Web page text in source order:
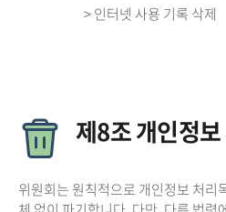
> 인터넷 사용 기록 삭제
제8조 개인정
위원회는 원칙적으로 개인정보 처리